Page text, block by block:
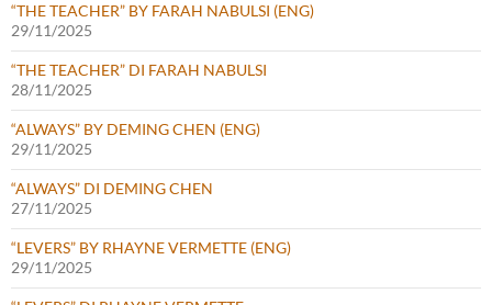
“THE TEACHER” BY FARAH NABULSI (ENG)
29/11/2025
“THE TEACHER” DI FARAH NABULSI
28/11/2025
“ALWAYS” BY DEMING CHEN (ENG)
29/11/2025
“ALWAYS” DI DEMING CHEN
27/11/2025
“LEVERS” BY RHAYNE VERMETTE (ENG)
29/11/2025